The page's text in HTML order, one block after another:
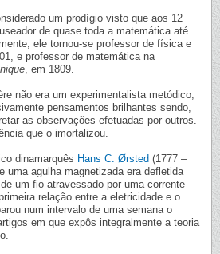
um prodígio visto que aos 12
de quase toda a matemática até
ele tornou-se professor de física e
e professor de matemática na
, em 1809.
não era um experimentalista metódico,
pensamentos brilhantes sendo,
as observações efetuadas por outros.
que o imortalizou.
dinamarquês Hans C. Ørsted (1777 –
uma agulha magnetizada era defletida
um fio atravessado por uma corrente
relação entre a eletricidade e o
num intervalo de uma semana o
em que expôs integralmente a teoria